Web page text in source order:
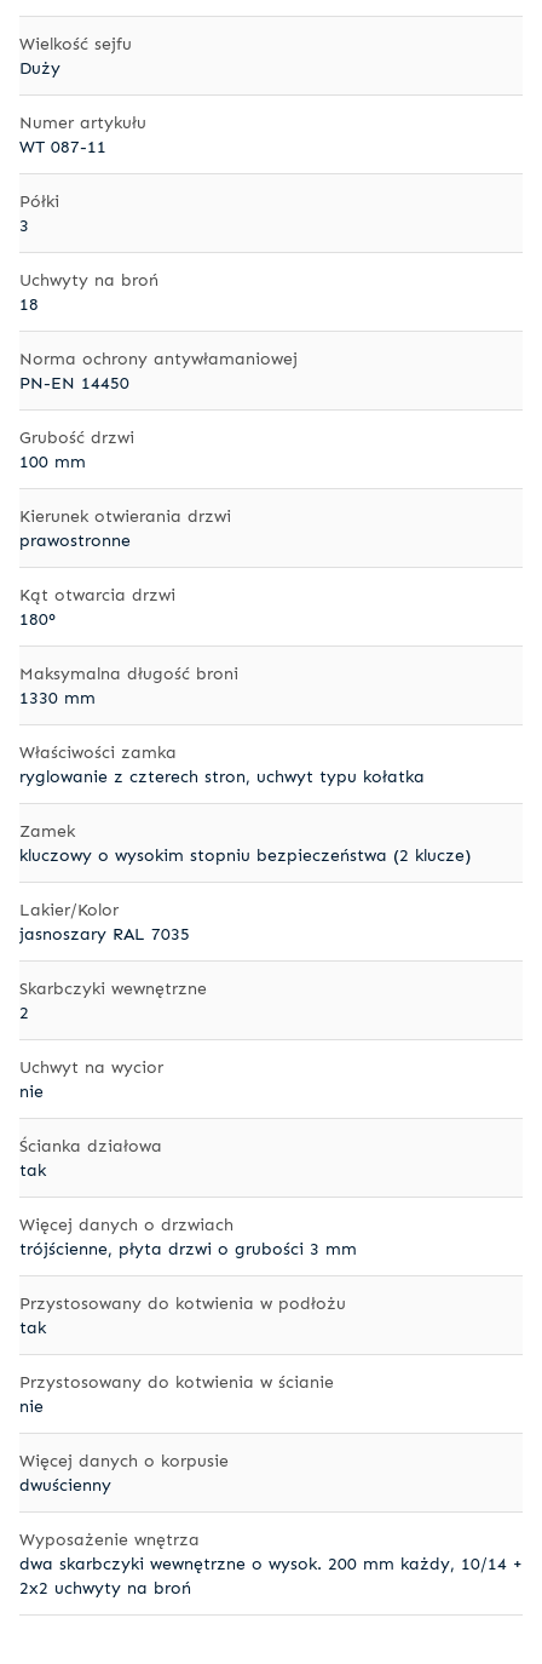
Wielkość sejfu
Duży
Numer artykułu
WT 087-11
Półki
3
Uchwyty na broń
18
Norma ochrony antywłamaniowej
PN-EN 14450
Grubość drzwi
100 mm
Kierunek otwierania drzwi
prawostronne
Kąt otwarcia drzwi
180°
Maksymalna długość broni
1330 mm
Właściwości zamka
ryglowanie z czterech stron, uchwyt typu kołatka
Zamek
kluczowy o wysokim stopniu bezpieczeństwa (2 klucze)
Lakier/Kolor
jasnoszary RAL 7035
Skarbczyki wewnętrzne
2
Uchwyt na wycior
nie
Ścianka działowa
tak
Więcej danych o drzwiach
trójścienne, płyta drzwi o grubości 3 mm
Przystosowany do kotwienia w podłożu
tak
Przystosowany do kotwienia w ścianie
nie
Więcej danych o korpusie
dwuścienny
Wyposażenie wnętrza
dwa skarbczyki wewnętrzne o wysok. 200 mm każdy, 10/14 +
2x2 uchwyty na broń